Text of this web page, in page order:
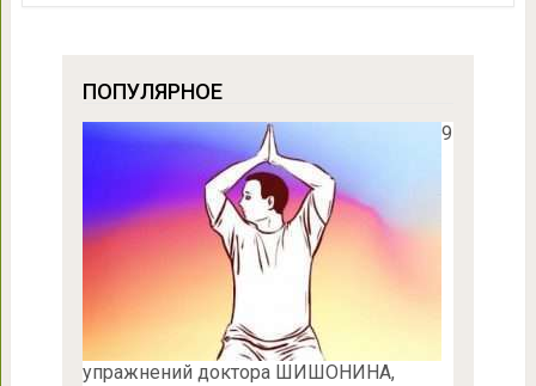
ПОПУЛЯРНОЕ
9
упражнений доктора ШИШОНИНА,